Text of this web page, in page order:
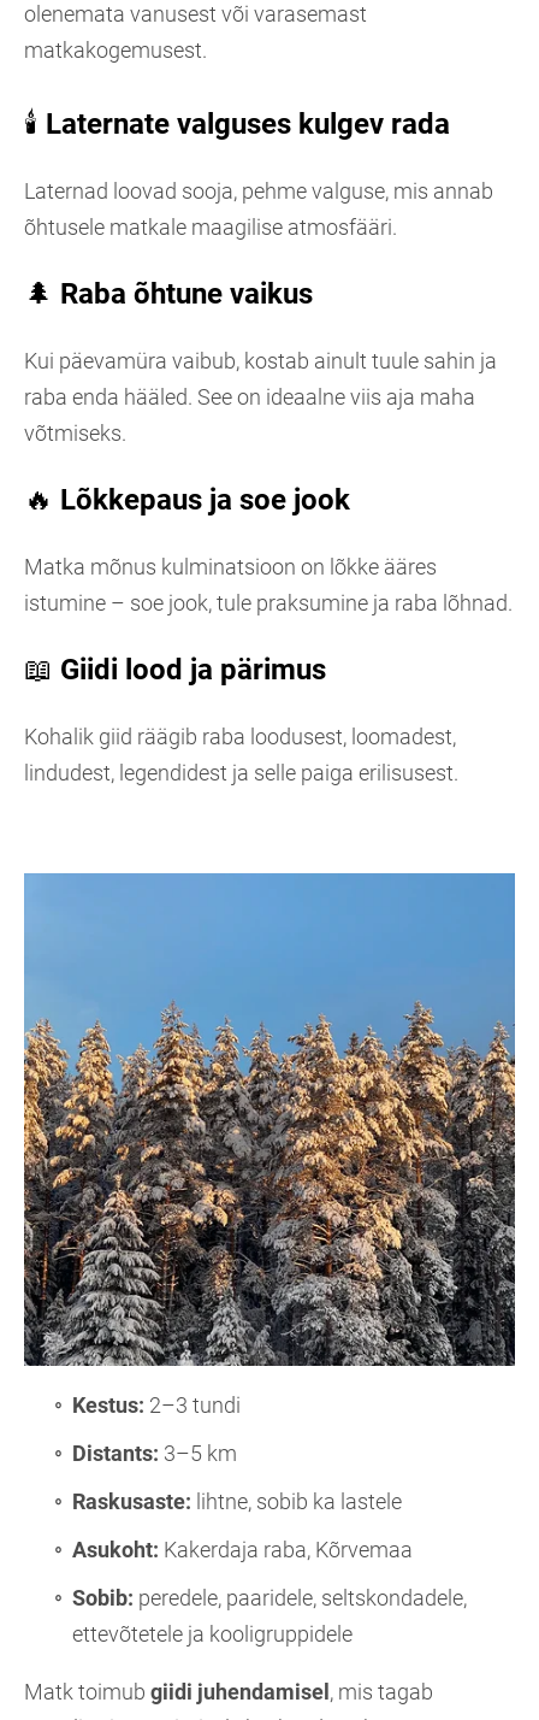
olenemata vanusest või varasemast
matkakogemusest.
🕯 Laternate valguses kulgev rada
Laternad loovad sooja, pehme valguse, mis annab
õhtusele matkale maagilise atmosfääri.
🌲 Raba õhtune vaikus
Kui päevamüra vaibub, kostab ainult tuule sahin ja
raba enda hääled. See on ideaalne viis aja maha
võtmiseks.
🔥 Lõkkepaus ja soe jook
Matka mõnus kulminatsioon on lõkke ääres
istumine – soe jook, tule praksumine ja raba lõhnad.
📖 Giidi lood ja pärimus
Kohalik giid räägib raba loodusest, loomadest,
lindudest, legendidest ja selle paiga erilisusest.
Kestus: 2–3 tundi
Distants: 3–5 km
Raskusaste: lihtne, sobib ka lastele
Asukoht: Kakerdaja raba, Kõrvemaa
Sobib: peredele, paaridele, seltskondadele,
ettevõtetele ja kooligruppidele
Matk toimub giidi juhendamisel , mis tagab